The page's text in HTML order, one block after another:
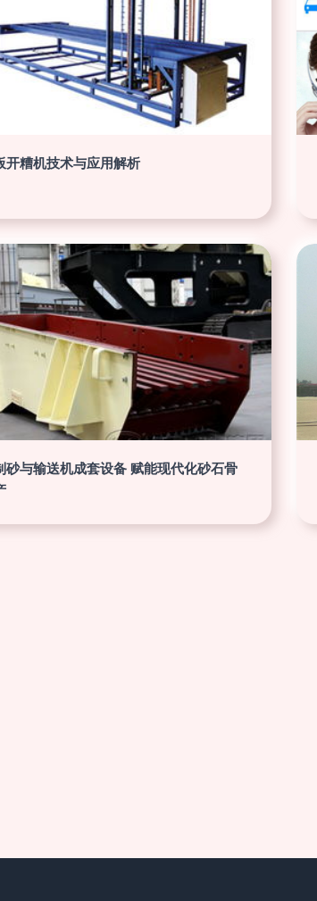
开糟机技术与应用解析
砂与输送机成套设备 赋能现代化砂石骨